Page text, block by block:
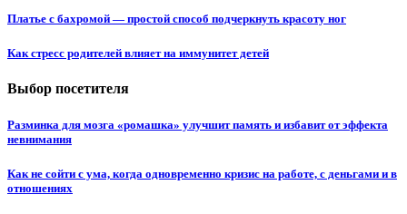
Платье с бахромой — простой способ подчеркнуть красоту ног
Как стресс родителей влияет на иммунитет детей
Выбор посетителя
Разминка для мозга «ромашка» улучшит память и избавит от эффекта
невнимания
Как не сойти с ума, когда одновременно кризис на работе, с деньгами и в
отношениях